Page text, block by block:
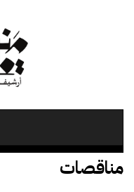
مناقصات